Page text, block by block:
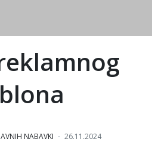
NABAVKI 26.11.2024